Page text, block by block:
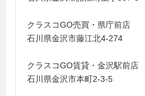
クラスコGO売買・県庁前店
石川県金沢市藤江北4-274
クラスコGO賃貸・金沢駅前店
石川県金沢市本町2-3-5